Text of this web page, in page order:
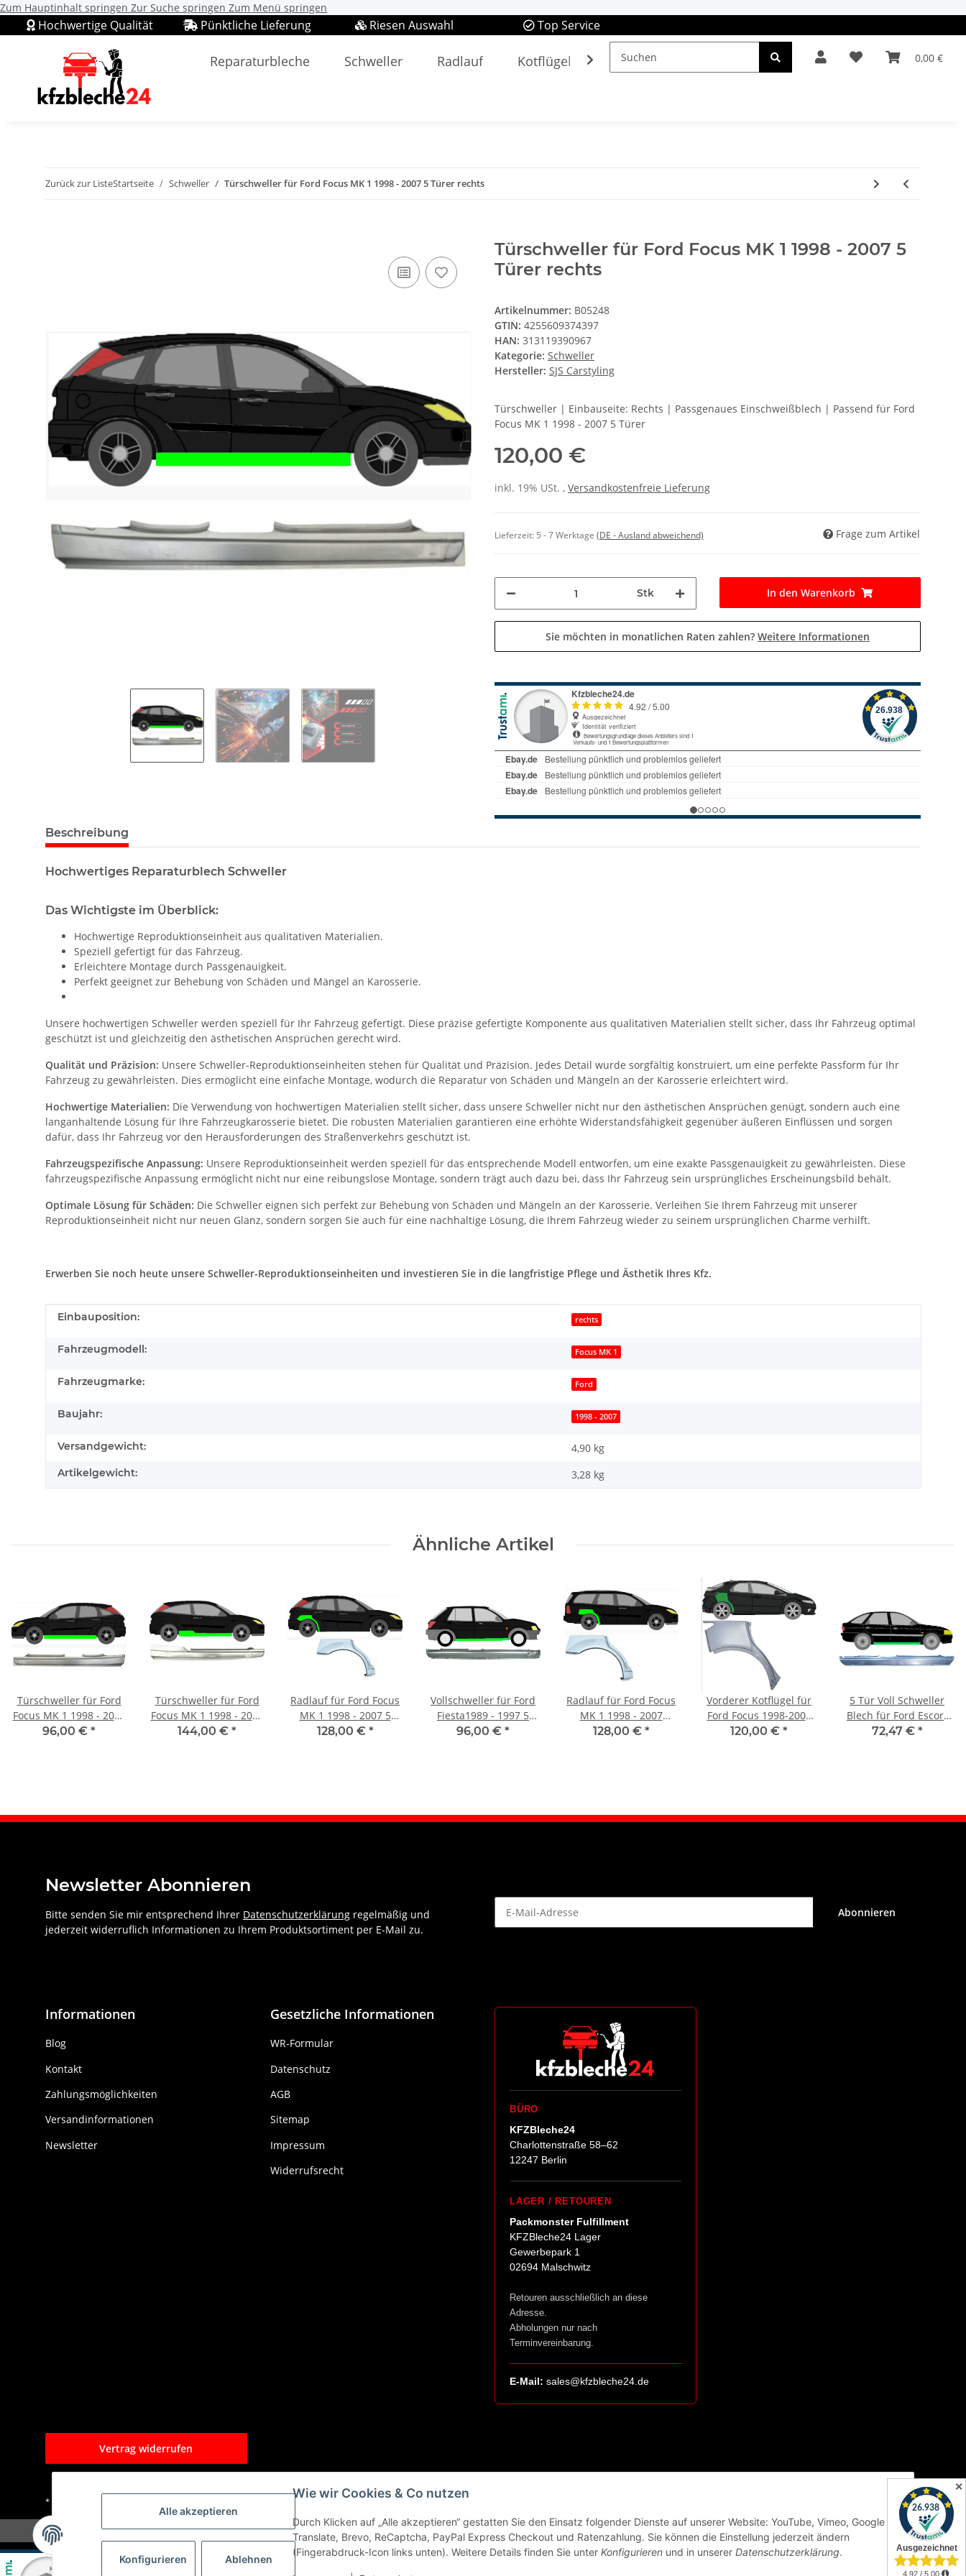
Zum Hauptinhalt springen Zur Suche springen Zum Menü springen
Alle akzeptieren
Konfigurieren Ablehnen
Wie wir Cookies & Co nutzen
Durch Klicken auf „Alle akzeptieren“ gestatten Sie den Einsatz folgender Dienste auf unserer Website: YouTube, Vimeo, Google
Translate, Brevo, ReCaptcha, PayPal Express Checkout und Ratenzahlung. Sie können die Einstellung jederzeit ändern
(Fingerabdruck-Icon links unten). Weitere Details finden Sie unter Konfigurieren und in unserer Datenschutzerklärung.
Top Service
Riesen Auswahl
Pünktliche Lieferung
Hochwertige Qualität
0,00 €
Reparaturbleche Schweller Radlauf Kotflügel Spiegel & Leuchten Autopflege Oldtimerteile
Zurück zur ListeStartseite Schweller Türschweller für Ford Focus MK 1 1998 - 2007 5 Türer rechts
Türschweller für Ford Focus MK 1 1998 - 2007 5
Türer rechts
Artikelnummer: B05248
GTIN: 4255609374397
HAN: 313119390967
Kategorie: Schweller
Hersteller: SJS Carstyling
Türschweller | Einbauseite: Rechts | Passgenaues Einschweißblech | Passend für Ford
Focus MK 1 1998 - 2007 5 Türer
120,00 €
inkl. 19% USt. , Versandkostenfreie Lieferung
Lieferzeit: 5 - 7 Werktage (DE - Ausland abweichend) Frage zum Artikel
Stk In den Warenkorb
Sie möchten in monatlichen Raten zahlen? Weitere Informationen
Beschreibung
Hochwertiges Reparaturblech Schweller
Das Wichtigste im Überblick:
Hochwertige Reproduktionseinheit aus qualitativen Materialien.
Speziell gefertigt für das Fahrzeug.
Erleichtere Montage durch Passgenauigkeit.
Perfekt geeignet zur Behebung von Schäden und Mängel an Karosserie.
Unsere hochwertigen Schweller werden speziell für Ihr Fahrzeug gefertigt. Diese präzise gefertigte Komponente aus qualitativen Materialien stellt sicher, dass Ihr Fahrzeug optimal
geschützt ist und gleichzeitig den ästhetischen Ansprüchen gerecht wird.
Qualität und Präzision: Unsere Schweller-Reproduktionseinheiten stehen für Qualität und Präzision. Jedes Detail wurde sorgfältig konstruiert, um eine perfekte Passform für Ihr
Fahrzeug zu gewährleisten. Dies ermöglicht eine einfache Montage, wodurch die Reparatur von Schäden und Mängeln an der Karosserie erleichtert wird.
Hochwertige Materialien: Die Verwendung von hochwertigen Materialien stellt sicher, dass unsere Schweller nicht nur den ästhetischen Ansprüchen genügt, sondern auch eine
langanhaltende Lösung für Ihre Fahrzeugkarosserie bietet. Die robusten Materialien garantieren eine erhöhte Widerstandsfähigkeit gegenüber äußeren Einflüssen und sorgen
dafür, dass Ihr Fahrzeug vor den Herausforderungen des Straßenverkehrs geschützt ist.
Fahrzeugspezifische Anpassung: Unsere Reproduktionseinheit werden speziell für das entsprechende Modell entworfen, um eine exakte Passgenauigkeit zu gewährleisten. Diese
fahrzeugspezifische Anpassung ermöglicht nicht nur eine reibungslose Montage, sondern trägt auch dazu bei, dass Ihr Fahrzeug sein ursprüngliches Erscheinungsbild behält.
Optimale Lösung für Schäden: Die Schweller eignen sich perfekt zur Behebung von Schäden und Mängeln an der Karosserie. Verleihen Sie Ihrem Fahrzeug mit unserer
Reproduktionseinheit nicht nur neuen Glanz, sondern sorgen Sie auch für eine nachhaltige Lösung, die Ihrem Fahrzeug wieder zu seinem ursprünglichen Charme verhilft.
Erwerben Sie noch heute unsere Schweller-Reproduktionseinheiten und investieren Sie in die langfristige Pflege und Ästhetik Ihres Kfz.
Produkteigenschaft
Wert
Einbauposition: rechts
Fahrzeugmodell: Focus MK 1
Fahrzeugmarke: Ford
Baujahr: 1998 - 2007
Versandgewicht: 4,90 kg
Artikelgewicht: 3,28 kg
Ähnliche Artikel
Türschweller für Ford
Focus MK 1 1998 - 2007
5 Türer links
96,00 € *
Türschweller für Ford
Focus MK 1 1998 - 2007
3 Türer rechts
144,00 € *
Radlauf für Ford Focus
MK 1 1998 - 2007 5
Türer rechts
128,00 € *
Vollschweller für Ford
Fiesta1989 - 1997 5
Türer rechts
96,00 € *
Radlauf für Ford Focus
MK 1 1998 - 2007
Kombi rechts
128,00 € *
Vorderer Kotflügel für
Ford Focus 1998-2007
rechts
120,00 € *
5 Tür Voll Schweller
Blech für Ford Escort
1995 - 2000 rechts
72,47 € *
Newsletter Abonnieren
Bitte senden Sie mir entsprechend Ihrer Datenschutzerklärung regelmäßig und
jederzeit widerruflich Informationen zu Ihrem Produktsortiment per E-Mail zu.
Abonnieren
Informationen
Blog
Kontakt
Zahlungsmöglichkeiten
Versandinformationen
Newsletter
Gesetzliche Informationen
WR-Formular
Datenschutz
AGB
Sitemap
Impressum
Widerrufsrecht
BÜRO
KFZBleche24
Charlottenstraße 58–62
12247 Berlin
LAGER / RETOUREN
Packmonster Fulfillment
KFZBleche24 Lager
Gewerbepark 1
02694 Malschwitz
Retouren ausschließlich an diese
Adresse.
Abholungen nur nach
Terminvereinbarung.
E-Mail: sales@kfzbleche24.de
Vertrag widerrufen
* Alle Preise inkl. gesetzlicher USt., zzgl.
✕